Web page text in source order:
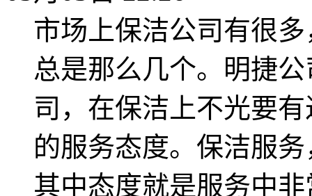
市场上保洁公司有很
总是那么几个。明捷
司，在保洁上不光要
的服务态度。保洁服
其中态度就是服务中